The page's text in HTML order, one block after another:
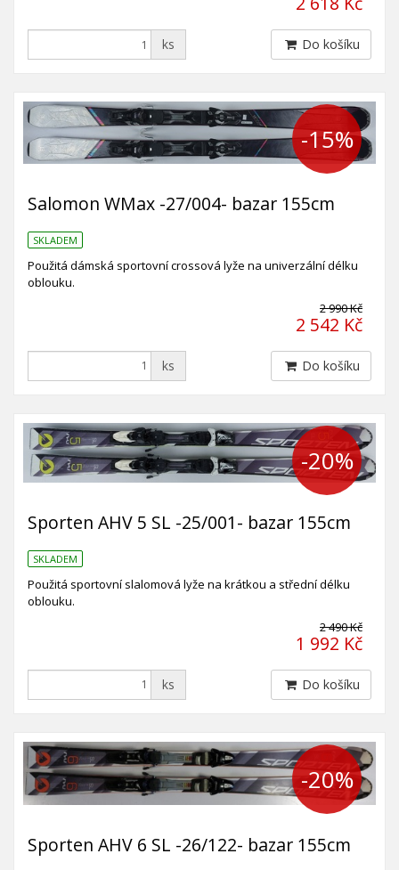
ks Do košíku
-15%
Salomon WMax -27/004- bazar 155cm
SKLADEM
Použitá dámská sportovní crossová lyže na univerzální délku
oblouku.
2 990 Kč
2 542 Kč
ks Do košíku
-20%
Sporten AHV 5 SL -25/001- bazar 155cm
SKLADEM
Použitá sportovní slalomová lyže na krátkou a střední délku
oblouku.
2 490 Kč
1 992 Kč
ks Do košíku
-20%
Sporten AHV 6 SL -26/122- bazar 155cm